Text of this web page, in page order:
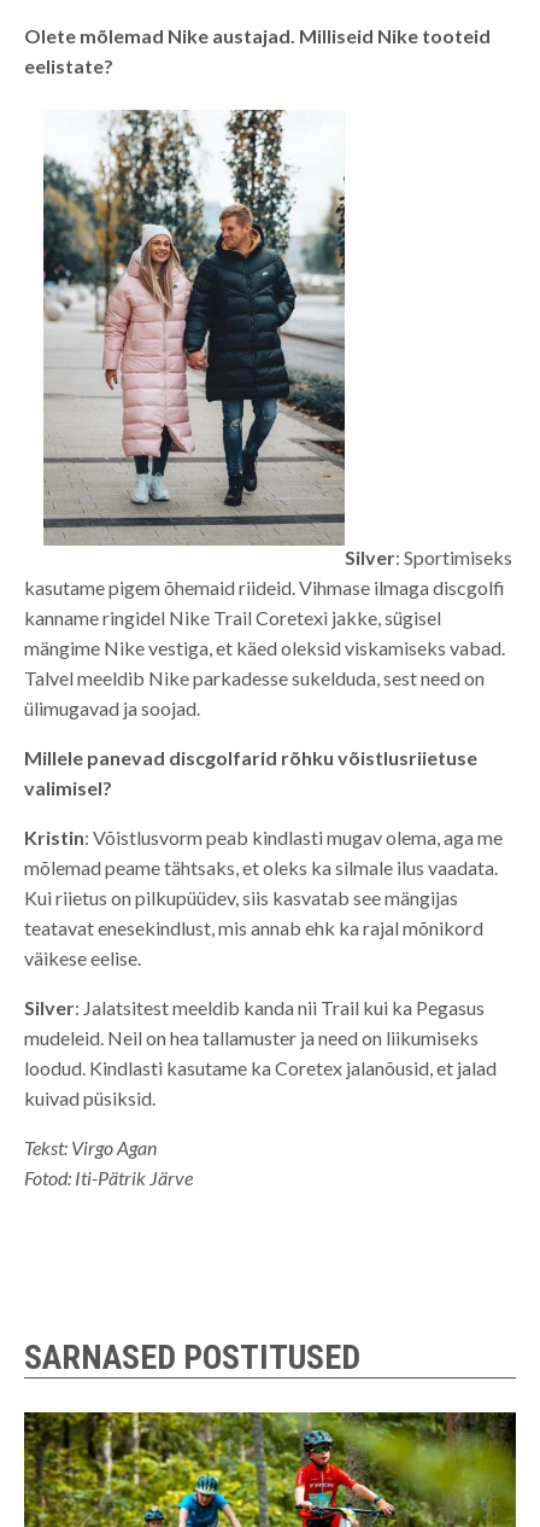
Olete mõlemad Nike austajad. Milliseid Nike tooteid
eelistate?
Silver: Sportimiseks
kasutame pigem õhemaid riideid. Vihmase ilmaga discgolfi
kanname ringidel Nike Trail Coretexi jakke, sügisel
mängime Nike vestiga, et käed oleksid viskamiseks vabad.
Talvel meeldib Nike parkadesse sukelduda, sest need on
ülimugavad ja soojad.
Millele panevad discgolfarid rõhku võistlusriietuse
valimisel?
Kristin: Võistlusvorm peab kindlasti mugav olema, aga me
mõlemad peame tähtsaks, et oleks ka silmale ilus vaadata.
Kui riietus on pilkupüüdev, siis kasvatab see mängijas
teatavat enesekindlust, mis annab ehk ka rajal mõnikord
väikese eelise.
Silver: Jalatsitest meeldib kanda nii Trail kui ka Pegasus
mudeleid. Neil on hea tallamuster ja need on liikumiseks
loodud. Kindlasti kasutame ka Coretex jalanõusid, et jalad
kuivad püsiksid.
Tekst: Virgo Agan
Fotod: Iti-Pätrik Järve
SARNASED POSTITUSED